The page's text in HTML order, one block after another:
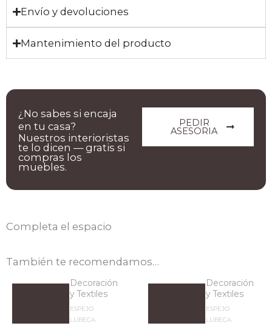
Envío y devoluciones
Mantenimiento del producto
PEDIR
ASESORIA
¿No sabes si encaja
en tu casa?
Nuestros interioristas
te lo dicen — gratis si
compras los
muebles.
Completa el espacio
También te recomendamos…
Decoración
y Textiles
ESPEJO
LUBECA
Decoración
y Textiles
ESPEJO
LUBECA